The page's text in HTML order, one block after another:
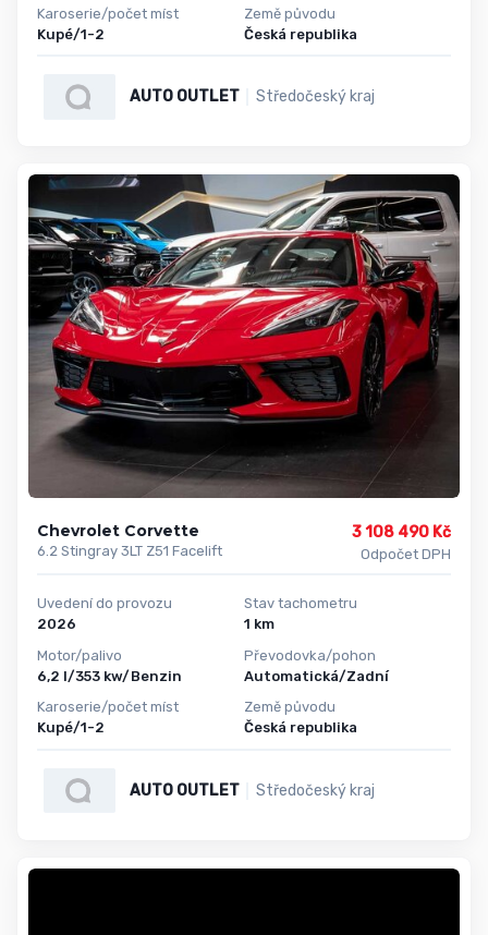
Karoserie/počet míst
Kupé/1-2
Země původu
Česká republika
AUTO OUTLET Středočeský kraj
Chevrolet Corvette
6.2 Stingray 3LT Z51 Facelift
3 108 490 Kč
Odpočet DPH
Uvedení do provozu
2026
Motor/palivo
6,2 l/353 kw/Benzin
Karoserie/počet míst
Kupé/1-2
Stav tachometru
1 km
Převodovka/pohon
Automatická/Zadní
Země původu
Česká republika
AUTO OUTLET Středočeský kraj